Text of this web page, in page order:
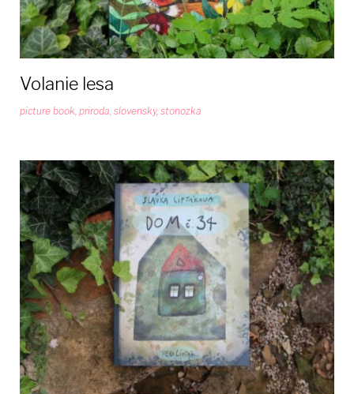
Volanie lesa
picture book, priroda, slovensky, stonozka